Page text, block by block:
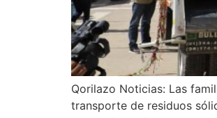
Qorilazo Noticias: Las
transporte de residuos